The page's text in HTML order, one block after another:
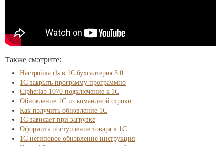
Также смотрите:
Настройка rls в 1С бухгалтерия 3 0
1С закрыть программу программно
Cipherlab 1070 подключение к 1С
Обновление 1С из командной строки
Как получить обновление 1С
1С зависает при загрузке
Оформить поступление товара в 1С
1С нетиповое обновление инструкция